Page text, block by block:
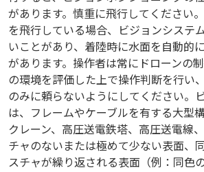
があります。慎重に飛行してください
を飛行している場合、ビジョンシステ
いことがあり、着陸時に水面を自動的
があります。操作者は常にドローンの
の環境を評価した上で操作判断を行い
のみに頼らないようにしてください。
は、フレームやケーブルを有する大型
クレーン、高圧送電鉄塔、高圧送電線
チャのないまたは極めて少ない表面、
スチャが繰り返される表面（例：同色